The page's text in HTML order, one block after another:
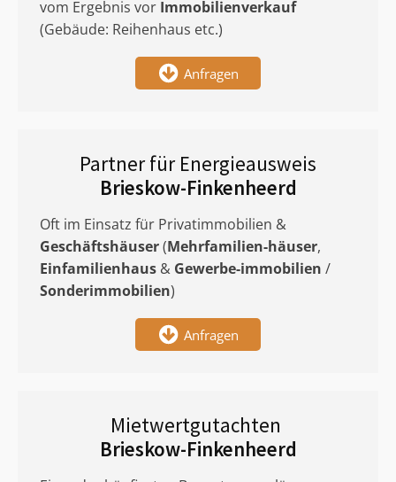
vom Ergebnis vor Immobilienverkauf
(Gebäude: Reihenhaus etc.)
Anfragen
Partner für Energieausweis
Brieskow-Finkenheerd
Oft im Einsatz für Privatimmobilien &
Geschäftshäuser(Mehrfamilien-häuser,
Einfamilienhaus & Gewerbe-immobilien /
Sonderimmobilien)
Anfragen
Mietwertgutachten
Brieskow-Finkenheerd